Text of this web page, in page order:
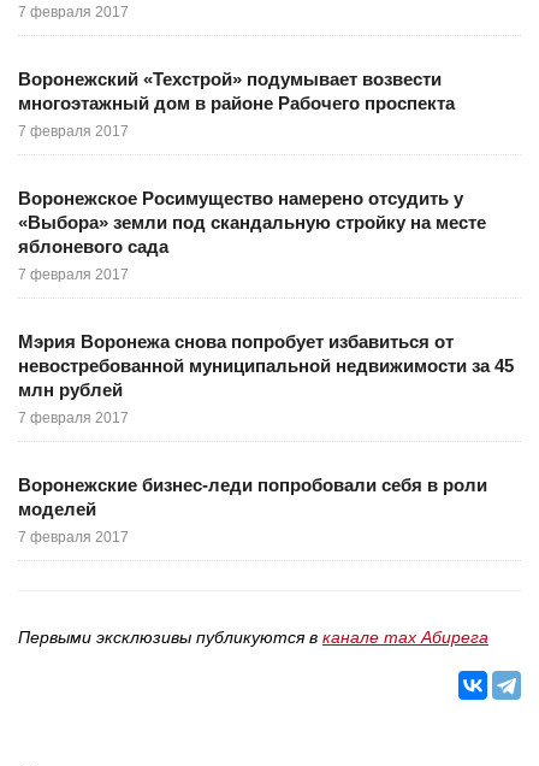
7 февраля 2017
Воронежский «Техстрой» подумывает возвести
многоэтажный дом в районе Рабочего проспекта
7 февраля 2017
Воронежское Росимущество намерено отсудить у
«Выбора» земли под скандальную стройку на месте
яблоневого сада
7 февраля 2017
Мэрия Воронежа снова попробует избавиться от
невостребованной муниципальной недвижимости за 45
млн рублей
7 февраля 2017
Воронежские бизнес-леди попробовали себя в роли
моделей
7 февраля 2017
Первыми эксклюзивы публикуются в канале max Абирега